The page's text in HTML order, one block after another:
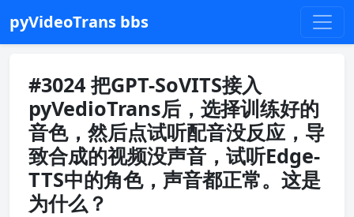
pyVideoTrans bbs
#3024 把GPT-SoVITS接入
pyVedioTrans后，选择训练好的
音色，然后点试听配音没反应，导
致合成的视频没声音，试听Edge-
TTS中的角色，声音都正常。这是
为什么？